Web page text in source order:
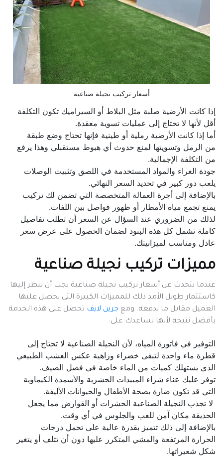
أسعار تركيب نجيلة صناعية
إذا كانت الأرضية صلبة مثل البلاط أو السيراميك تكون التكلفة
أقل لأنها لا تحتاج إلى عمليات تسوية معقدة.
أما إذا كانت الأرضية رملية أو طينية فإنها تحتاج وضع طبقة
من الرمل وتسويتها لمنع حدوث أي هبوط مستقبلي وهذا يرفع
من التكلفة الإجمالية.
جودة الغراء والمواد المستخدمة في اللصق وتثبيت الوصلات
يلعب دور كبير في تحديد السعر النهائي.
بالإضافة إلى أجرة العمالة المتخصصة التي تضمن لك تركيب
يمنع تجمع مياه الأمطار أو ظهور فواصل بين اللفات.
لذلك من الضروري عند السؤال عن السعر أن تطلب تفاصيل
كاملة تشمل كل هذه البنود لضمان الحصول على عرض سعر
عادل ومناسب لميزانيتك.
مميزات تركيب نجيلة صناعية
عندما نتحدث عن أسعار تركيب نجيلة صناعية يجب أن ننظر إليها
كاستثمار طويل الأمد ذلك للمميزات الكبيرة التي يحصل عليها
العميل مقابل ما يدفعه. ومع جرين لايف تحصل على هذه الخدمة
بأفضل نتيجة لأنها تساعدك على:
التوفير في فاتورة المياه، لأن النجيلة الصناعية لا تحتاج إلى
قطرة ماء واحدة لتبقى خضراء وزاهية عكس العشب الطبيعي
الذي يستهلك كميات من الماء خاصة في فصل الصيف.
توفر عليك عناء شراء المبيدات الحشرية والأسمدة الكيماوية
التي قد تكون ضارة بصحة الأطفال والحيوانات الأليفة.
لا تجذب النجيلة الصناعية الحشرات أو القوارض مما يجعل
الحديقة مكان آمن للعب والجلوس في أي وقت.
بالإضافة إلى ذلك تتميز بقدرة عالية على تحمل درجات
الحرارة المرتفعة والمشي المتكرر عليها دون أن تتلف أو يتغير
شكل شعيراتها.